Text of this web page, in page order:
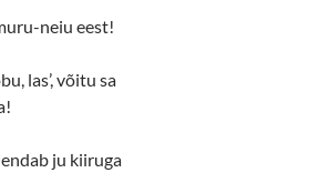
neiu eest!
las’, võitu sa
ju kiiruga